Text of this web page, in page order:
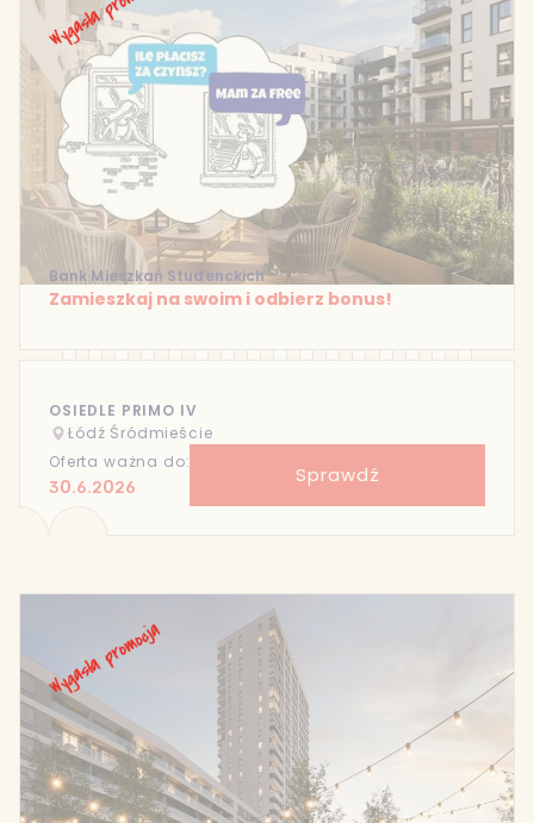
Bank Mieszkań Studenckich
Zamieszkaj na swoim i odbierz bonus!
OSIEDLE PRIMO IV
Łódź Śródmieście
Oferta ważna do:
30.6.2026 Sprawdź